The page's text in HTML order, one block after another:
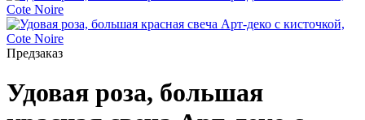
Предзаказ
Удовая роза, большая